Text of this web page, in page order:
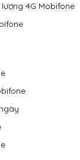
4G Mobifone